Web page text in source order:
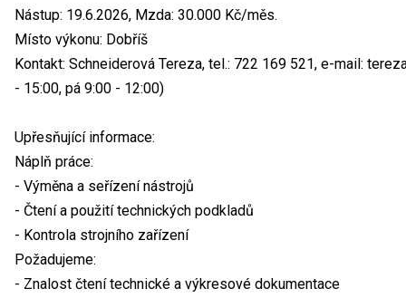
Nástup: 19.6.2026, Mzda: 30.000 Kč/měs.
Místo výkonu: Dobříš
Kontakt: Schneiderová Tereza, tel.: 722 169 521, e-mail:
- 15:00, pá 9:00 - 12:00)
Upřesňující informace:
Náplň práce:
- Výměna a seřízení nástrojů
- Čtení a použití technických podkladů
- Kontrola strojního zařízení
Požadujeme:
- Znalost čtení technické a výkresové dokumentace